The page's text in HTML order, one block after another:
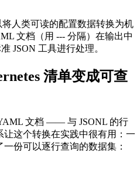
人类可读的配置数据转换为机
文档（用 --- 分隔）在输出中
JSON 工具进行处理。
清单变成可查
文档 —— 与 JSONL 的行
这个转换在实践中很有用：一
一份可以逐行查询的数据集：